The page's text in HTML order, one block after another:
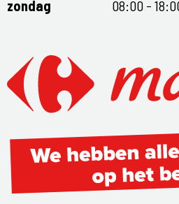
zondag
08:00 -